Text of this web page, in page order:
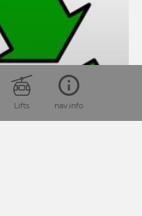
Lifts nav.info